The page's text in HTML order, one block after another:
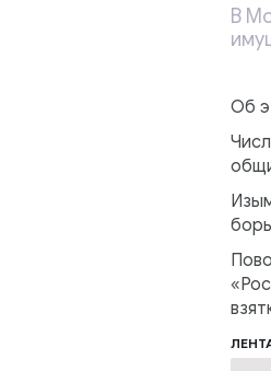
В
Об